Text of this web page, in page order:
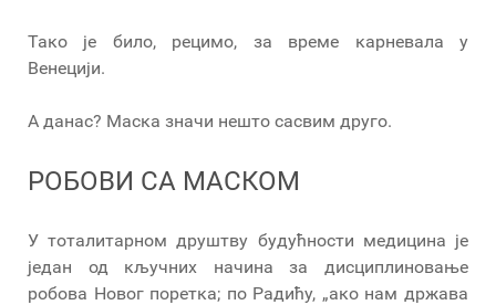
Тако је било, рецимо, за време карневала у
Венецији.
А данас? Маска значи нешто сасвим друго.
РОБОВИ СА МАСКОМ
У тоталитарном друштву будућности медицина је
један од кључних начина за дисциплиновање
робова Новог поретка; по Радићу, „ако нам држава